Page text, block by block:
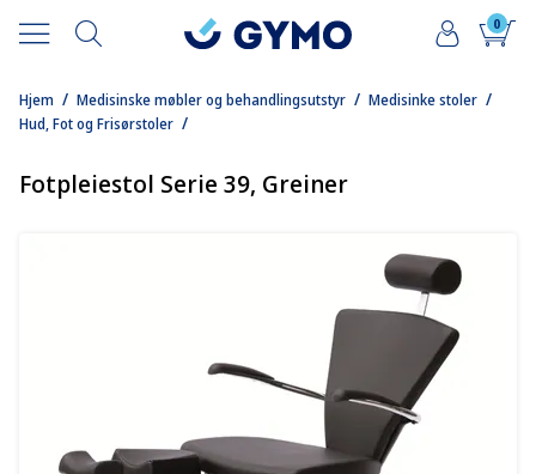
0
/
Hjem /
Medisinske møbler og behandlingsutstyr /
Medisinke stoler
/
Hud, Fot og Frisørstoler
Fotpleiestol Serie 39, Greiner